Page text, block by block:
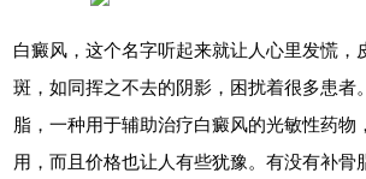
白癜风，这个名字听起来就让人心里发慌，
斑，如同挥之不去的阴影，困扰着很多患者
脂，一种用于辅助治疗白癜风的光敏性药物
用，而且价格也让人有些犹豫。有没有补骨